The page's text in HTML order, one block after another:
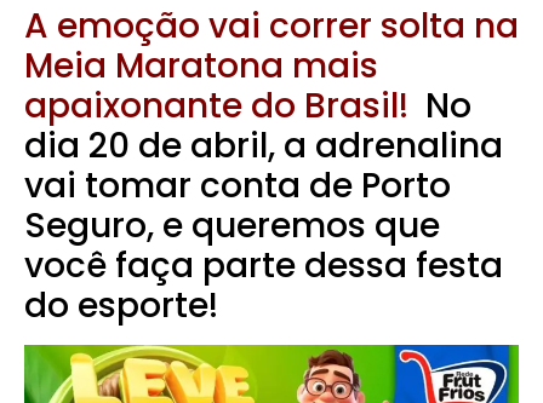
A emoção vai correr solta na
Meia Maratona mais
apaixonante do Brasil! No
dia 20 de abril, a adrenalina
vai tomar conta de Porto
Seguro, e queremos que
você faça parte dessa festa
do esporte!